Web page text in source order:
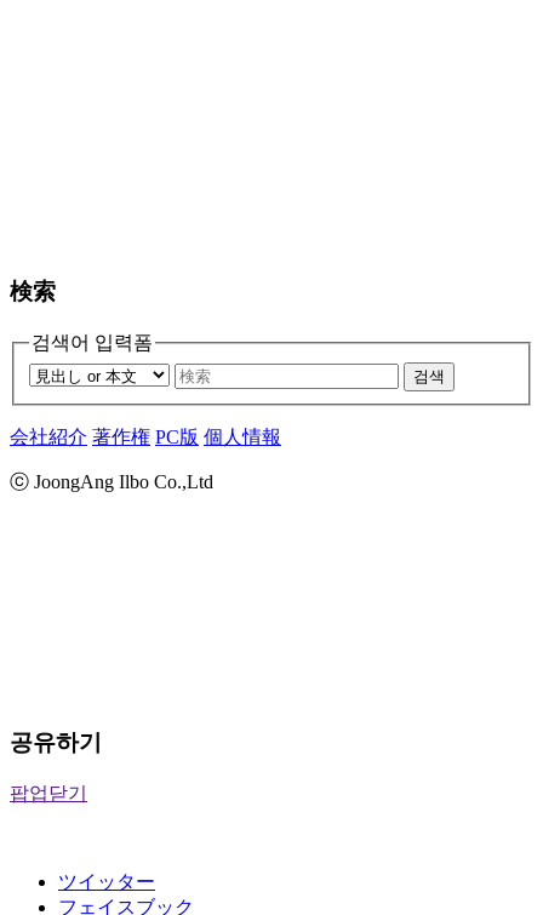
検索
검색어 입력폼
검색
会社紹介 著作権 PC版 個人情報
ⓒ JoongAng Ilbo Co.,Ltd
공유하기
팝업닫기
ツイッター
フェイスブック